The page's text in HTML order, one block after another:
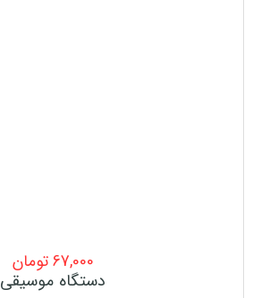
67,000تومان
دستگاه موسیقی